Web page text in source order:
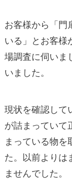
お客様から「門
いる」とお客様
場調査に伺いま
いました。
現状を確認して
が詰まっていて
まっている物を
た。以前よりは
ませんでした。